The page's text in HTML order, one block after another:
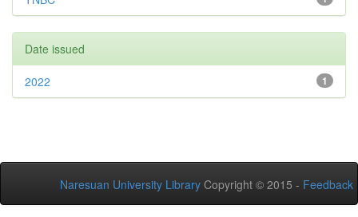
Date issued
1
2022
Naresuan University Library Copyright © 2015 - Feedback